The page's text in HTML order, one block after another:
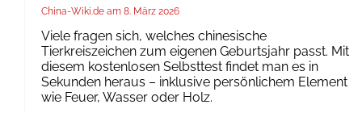
China-Wiki.de 8. März 2026
Viele fragen sich, welches chinesische
Tierkreiszeichen zum eigenen Geburtsjahr passt. Mit
diesem kostenlosen Selbsttest findet man es in
Sekunden heraus – inklusive persönlichem Element
wie Feuer, Wasser oder Holz.